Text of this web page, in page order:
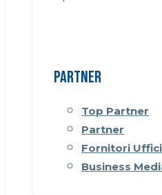
Partner
Top Partner
Partner
Fornitori
Business